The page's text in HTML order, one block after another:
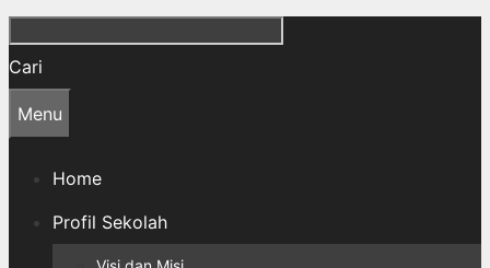
Cari
Menu
Home
Profil Sekolah